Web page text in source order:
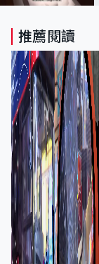
推薦閱讀